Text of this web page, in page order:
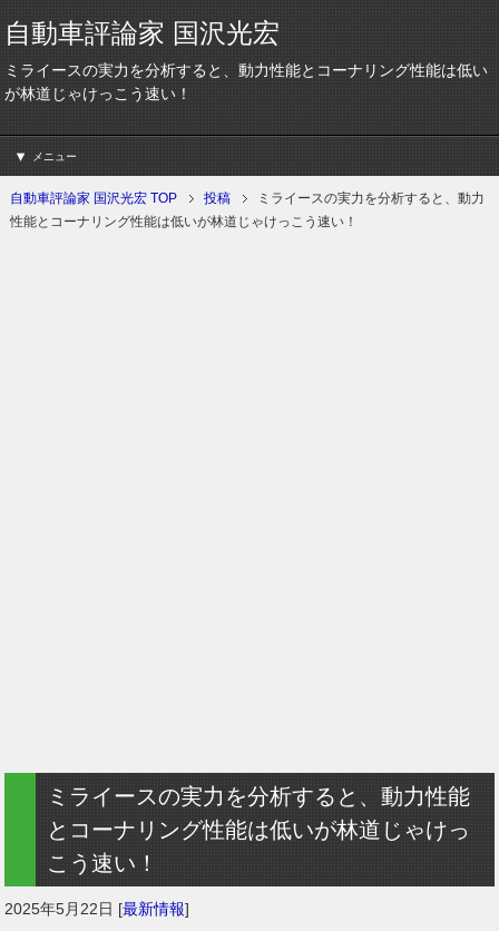
自動車評論家 国沢光宏
ミライースの実力を分析すると、動力性能とコーナリング性能は低い
が林道じゃけっこう速い！
メニュー
自動車評論家 国沢光宏 TOP 投稿
ミライースの実力を分析すると、動力
性能とコーナリング性能は低いが林道じゃけっこう速い！
ミライースの実力を分析すると、動力性能
とコーナリング性能は低いが林道じゃけっ
こう速い！
2025年5月22日 [最新情報]